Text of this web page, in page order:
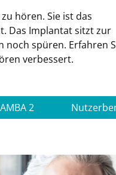
hören. Sie ist das
Das Implantat sitzt zur
noch spüren. Erfahren
verbessert.
2